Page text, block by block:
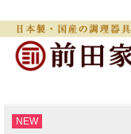
NEW